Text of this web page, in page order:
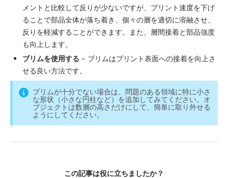
メントと比較して反りが少ないですが、プリント速度を下げ
ることで部品全体が落ち着き、個々の層を適切に溶融させ、
反りを軽減することができます。また、層間接着と部品強度
も向上します。
ブリムを使用する – ブリムはプリント表面への接着を向上さ
せる良い方法です。
ブリムが十分でない場合は、問題のある領域に特に小さ
な形状（小さな円柱など）を追加してみてください。オ
ブジェクトは数層の高さだけにして、簡単に取り外せる
ようにしてください。
この記事は役に立ちましたか？